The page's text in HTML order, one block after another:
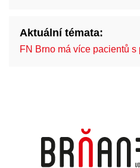
Aktuální témata:
FN Brno má více pacientů